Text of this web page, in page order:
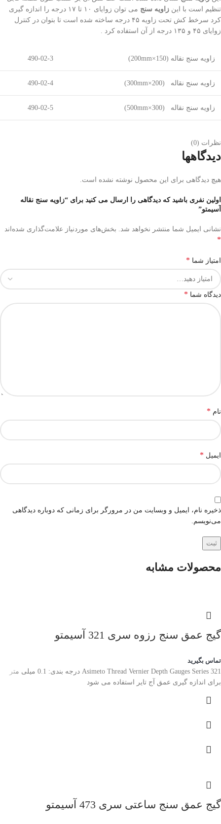
تنظیم است با این زاویه سنج
می توان زوایای ۱۰ تا ۱۷ درجه را اندازه گیری
کرد سرخط کش تحت زاویه ۴۵ درجه ساخته شده است تا بتوان در کنترل
زوایای ۴۵ و ۱۳۵ درجه از آن استفاده کرد .
زاویه سنج نقاله (150×200mm) 490-02-3
زاویه سنج نقاله (200×300mm) 490-02-4
زاویه سنج نقاله (300×500mm) 490-02-5
نظرات (0)
دیدگاهها
هیچ دیدگاهی برای این محصول نوشته نشده است.
اولین نفری باشید که دیدگاهی را ارسال می کنید برای “زاویه سنج نقاله
آسیمتو”
نشانی ایمیل شما منتشر نخواهد شد. بخش‌های موردنیاز علامت‌گذاری شده‌اند
*
امتیاز شما *
دیدگاه شما *
نام *
ایمیل *
ذخیره نام، ایمیل و وبسایت من در مرورگر برای زمانی که دوباره دیدگاهی
می‌نویسم.
محصولات مشابه
گیج عمق سنج رزوه سری 321 آسیمتو
تماس بگیرید
Asimeto Thread Vernier Depth Gauges Series 321 درجه بندی: 0.1 میلی متر
برای اندازه گیری عمق آج تایر استفاده می شود
گیج عمق سنج ساعتی سری 473 آسیمتو